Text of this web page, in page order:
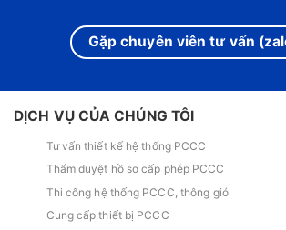
Gặp chuyên viên tư vấn
DỊCH VỤ CỦA CHÚNG TÔI
Tư vấn thiết kế hệ thống PCCC
Thẩm duyệt hồ sơ cấp phép PCCC
Thi công hệ thống PCCC, thông gió
Cung cấp thiết bị PCCC